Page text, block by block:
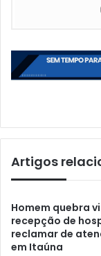
Artigos
Homem quebra
recepção de
reclamar de
em Itaúna